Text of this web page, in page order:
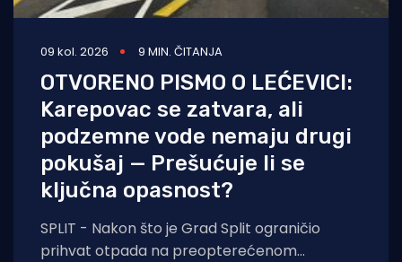
09 kol. 2026 9 MIN. ČITANJA
OTVORENO PISMO O LEĆEVICI:
Karepovac se zatvara, ali
podzemne vode nemaju drugi
pokušaj — Prešućuje li se
ključna opasnost?
SPLIT - Nakon što je Grad Split ograničio
prihvat otpada na preopterećenom